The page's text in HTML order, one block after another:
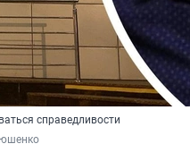
справедливости